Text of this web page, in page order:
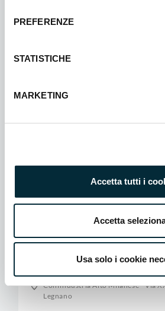
PREFERENZE
STATISTICHE
MARKETING
Accetta tutti i
Accetta
Usa solo i cookie
8 Settembre 2026
Confindustria Alto Milanese - Via
Legnano